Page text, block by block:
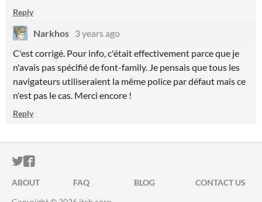
Reply
Narkhos 3 years ago
C'est corrigé. Pour info, c'était effectivement parce que je
n'avais pas spécifié de font-family. Je pensais que tous les
navigateurs utiliseraient la même police par défaut mais ce
n'est pas le cas. Merci encore !
Reply
ITCH.IO ON TWITTER
ITCH.IO ON FACEBOOK
ABOUT FAQ BLOG
CONTACT US